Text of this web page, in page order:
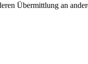
Übermittlung an